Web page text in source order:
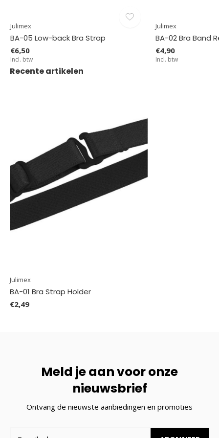
Julimex
BA-05 Low-back Bra Strap
€6,50
Incl. btw
Julimex
BA-02 Bra Band
€4,90
Incl. btw
Recente artikelen
Julimex
BA-01 Bra Strap Holder
€2,49
Meld je aan voor onze
nieuwsbrief
Ontvang de nieuwste aanbiedingen en promoties